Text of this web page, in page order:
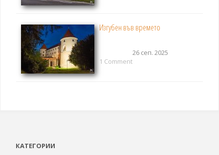
Изгубен във времето
26 сеп. 2025
1 Comment
КАТЕГОРИИ